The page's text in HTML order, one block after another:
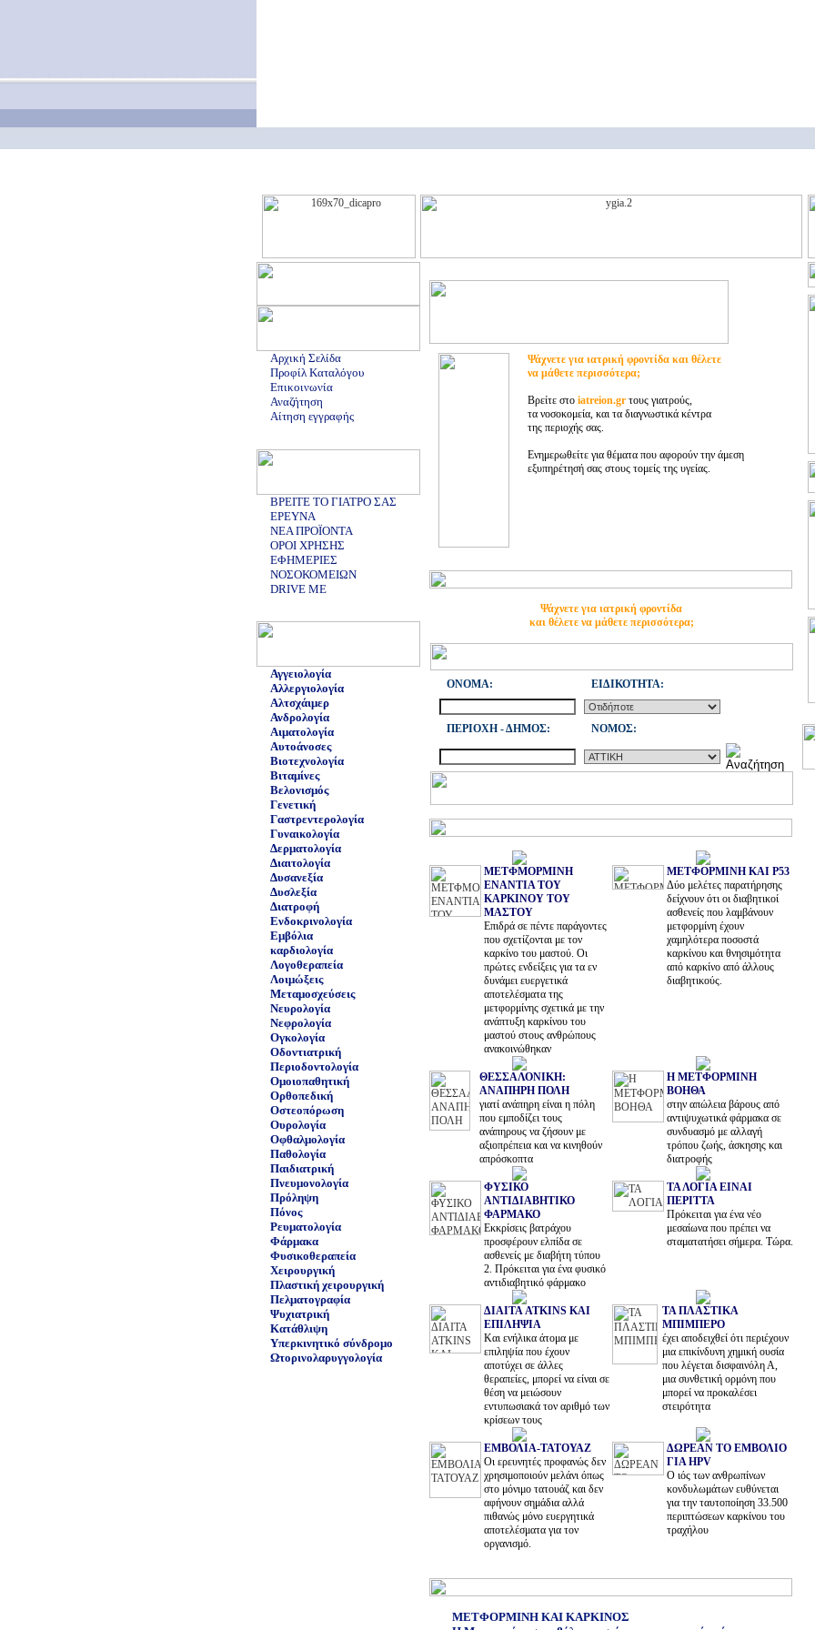
Αρχική Σελίδα
Προφίλ Καταλόγου
Επικοινωνία
Αναζήτηση
Αίτηση εγγραφής
ΒΡΕΙΤΕ ΤΟ ΓΙΑΤΡΟ ΣΑΣ
ΕΡΕΥΝΑ
ΝΕΑ ΠΡΟΪΟΝΤΑ
ΟΡΟΙ ΧΡΗΣΗΣ
ΕΦΗΜΕΡΙΕΣ
ΝΟΣΟΚΟΜΕΙΩΝ
DRIVE ME
Αγγειολογία
Αλλεργιολογία
Αλτσχάιμερ
Ανδρολογία
Αιματολογία
Αυτοάνοσες
Βιοτεχνολογία
Βιταμίνες
Βελονισμός
Γενετική
Γαστρεντερολογία
Γυναικολογία
Δερματολογία
Διαιτολογία
Δυσανεξία
Δυσλεξία
Διατροφή
Ενδοκρινολογία
Εμβόλια
καρδιολογία
Λογοθεραπεία
Λοιμώξεις
Μεταμοσχεύσεις
Νευρολογία
Νεφρολογία
Ογκολογία
Οδοντιατρική
Περιοδοντολογία
Ομοιοπαθητική
Ορθοπεδική
Οστεοπόρωση
Ουρολογία
Οφθαλμολογία
Παθολογία
Παιδιατρική
Πνευμονολογία
Πρόληψη
Πόνος
Ρευματολογία
Φάρμακα
Φυσικοθεραπεία
Χειρουργική
Πλαστική χειρουργική
Πελματογραφία
Ψυχιατρική
Κατάθλιψη
Υπερκινητικό σύνδρομο
Ωτορινολαρυγγολογία
Ψάχνετε για ιατρική φροντίδα και θέλετε
να μάθετε περισσότερα;
Βρείτε στο iatreion.gr τους γιατρούς,
τα νοσοκομεία, και τα διαγνωστικά κέντρα
της περιοχής σας.
Ενημερωθείτε για θέματα που αφορούν την άμεση
εξυπηρέτησή σας στους τομείς της υγείας.
Ψάχνετε για ιατρική φροντίδα
και θέλετε να μάθετε περισσότερα;
ONOMA: ΕΙΔΙΚΟΤΗΤΑ:
ΠΕΡΙΟΧΗ - ΔΗΜΟΣ: NOMOΣ:
ΜΕΤΦΜΟΡΜΙΝΗ
ΕΝΑΝΤΙΑ ΤΟΥ
ΚΑΡΚΙΝΟΥ ΤΟΥ
ΜΑΣΤΟΥ
Επιδρά σε πέντε παράγοντες
που σχετίζονται με τον
καρκίνο του μαστού. Οι
πρώτες ενδείξεις για τα εν
δυνάμει ευεργετικά
αποτελέσματα της
μετφορμίνης σχετικά με την
ανάπτυξη καρκίνου του
μαστού στους ανθρώπους
ανακοινώθηκαν
ΜΕΤΦΟΡΜΙΝΗ ΚΑΙ P53
Δύο μελέτες παρατήρησης
δείχνουν ότι οι διαβητικοί
ασθενείς που λαμβάνουν
μετφορμίνη έχουν
χαμηλότερα ποσοστά
καρκίνου και θνησιμότητα
από καρκίνο από άλλους
διαβητικούς.
ΘΕΣΣΑΛΟΝΙΚΗ:
ΑΝΑΠΗΡΗ ΠΟΛΗ
γιατί ανάπηρη είναι η πόλη
που εμποδίζει τους
ανάπηρους να ζήσουν με
αξιοπρέπεια και να κινηθούν
απρόσκοπτα
Η ΜΕΤΦΟΡΜΙΝΗ
ΒΟΗΘΑ
στην απώλεια βάρους από
αντιψυχωτικά φάρμακα σε
συνδυασμό με αλλαγή
τρόπου ζωής, άσκησης και
διατροφής
ΦΥΣΙΚΟ
ΑΝΤΙΔΙΑΒΗΤΙΚΟ
ΦΑΡΜΑΚΟ
Εκκρίσεις βατράχου
προσφέρουν ελπίδα σε
ασθενείς με διαβήτη τύπου
2. Πρόκειται για ένα φυσικό
αντιδιαβητικό φάρμακο
ΤΑ ΛΟΓΙΑ ΕΙΝΑΙ
ΠΕΡΙΤΤΑ
Πρόκειται για ένα νέο
μεσαίωνα που πρέπει να
σταματατήσει σήμερα. Τώρα.
ΔΙΑΙΤΑ ATKINS ΚΑΙ
ΕΠΙΛΗΨΙΑ
Και ενήλικα άτομα με
επιληψία που έχουν
αποτύχει σε άλλες
θεραπείες, μπορεί να είναι σε
θέση να μειώσουν
εντυπωσιακά τον αριθμό των
κρίσεων τους
ΤΑ ΠΛΑΣΤΙΚΑ
ΜΠΙΜΠΕΡΟ
έχει αποδειχθεί ότι περιέχουν
μια επικίνδυνη χημική ουσία
που λέγεται δισφαινόλη Α,
μια συνθετική ορμόνη που
μπορεί να προκαλέσει
στειρότητα
ΕΜΒΟΛΙΑ-ΤΑΤΟΥΑΖ
Oι ερευνητές προφανώς δεν
χρησιμοποιούν μελάνι όπως
στο μόνιμο τατουάζ και δεν
αφήνουν σημάδια αλλά
πιθανώς μόνο ευεργητικά
αποτελέσματα για τον
οργανισμό.
ΔΩΡΕΑΝ ΤΟ ΕΜΒΟΛΙΟ
ΓΙΑ HPV
Ο ιός των ανθρωπίνων
κονδυλωμάτων ευθύνεται
για την ταυτοποίηση 33.500
περιπτώσεων καρκίνου του
τραχήλου
ΜΕΤΦΟΡΜΙΝΗ ΚΑΙ ΚΑΡΚΙΝΟΣ